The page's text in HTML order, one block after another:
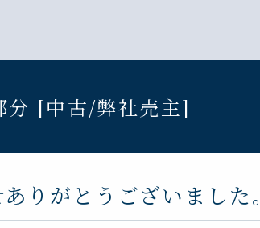
[中古/弊社売主]
りがとうございました。